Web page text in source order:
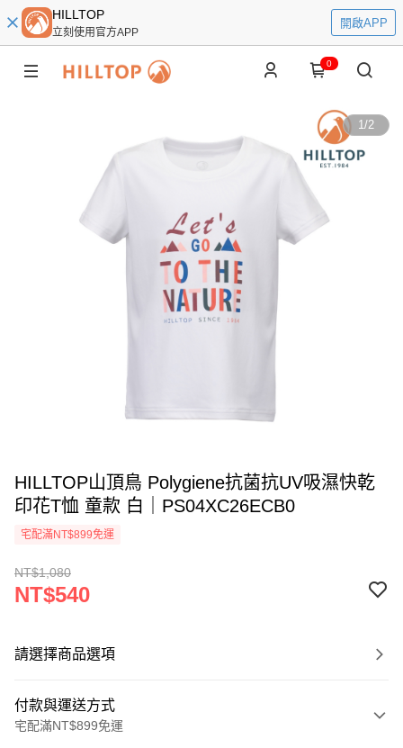
HILLTOP
立刻使用官方APP
開啟APP
0
1/2
HILLTOP山頂鳥 Polygiene抗菌抗UV吸濕快乾
印花T恤 童款 白｜PS04XC26ECB0
宅配滿NT$899免運
NT$1,080
NT$540
請選擇商品選項
付款與運送方式
宅配滿NT$899免運